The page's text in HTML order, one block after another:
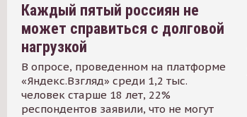
Каждый пятый россиян не
может справиться с долговой
нагрузкой
В опросе, проведенном на платформе
«Яндекс.Взгляд» среди 1,2 тыс.
человек старше 18 лет, 22%
респондентов заявили, что не могут